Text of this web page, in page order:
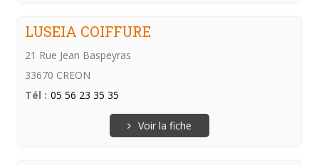
LUSEIA COIFFURE
21 Rue Jean Baspeyras
33670 CREON
Tél : 05 56 23 35 35
Voir la fiche